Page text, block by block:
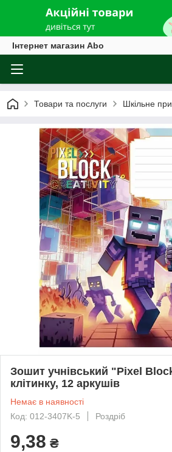
Інтернет магазин Abo
Товари та послуги Шкільне
Зошит учнівський "Pixel
клітинку, 12 аркушів
Немає в наявності
Код: 012-3407K-5
Роздріб
9,38 ₴